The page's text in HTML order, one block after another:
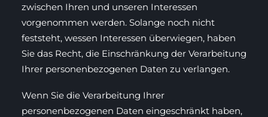
zwischen Ihren und unseren Interessen
vorgenommen werden. Solange noch nicht
feststeht, wessen Interessen überwiegen, haben
Sie das Recht, die Einschränkung der Verarbeitung
Ihrer personenbezogenen Daten zu verlangen.
Wenn Sie die Verarbeitung Ihrer
personenbezogenen Daten eingeschränkt haben,